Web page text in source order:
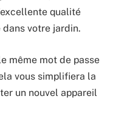
qualité
votre jardin.
même mot de passe
vous simplifiera la
un nouvel appareil